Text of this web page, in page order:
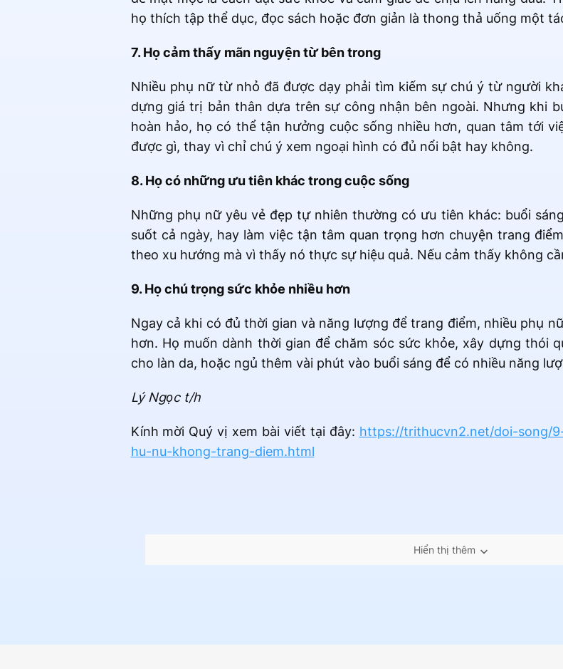
họ thích tập thể dục, đọc sách hoặc đơn giản là thong thả uống một
7. Họ cảm thấy mãn nguyện từ bên trong
Nhiều phụ nữ từ nhỏ đã được dạy phải tìm kiếm sự chú ý từ người
dựng giá trị bản thân dựa trên sự công nhận bên ngoài. Nhưng khi
hoàn hảo, họ có thể tận hưởng cuộc sống nhiều hơn, quan tâm tới
được gì, thay vì chỉ chú ý xem ngoại hình có đủ nổi bật hay không.
8. Họ có những ưu tiên khác trong cuộc sống
Những phụ nữ yêu vẻ đẹp tự nhiên thường có ưu tiên khác: buổi
suốt cả ngày, hay làm việc tận tâm quan trọng hơn chuyện trang
theo xu hướng mà vì thấy nó thực sự hiệu quả. Nếu cảm thấy không
9. Họ chú trọng sức khỏe nhiều hơn
Ngay cả khi có đủ thời gian và năng lượng để trang điểm, nhiều phụ
hơn. Họ muốn dành thời gian để chăm sóc sức khỏe, xây dựng thói
cho làn da, hoặc ngủ thêm vài phút vào buổi sáng để có nhiều năng
Lý Ngọc t/h
Kính mời Quý vị xem bài viết tại đây: https://trithucvn2.net/doi-song/
hu-nu-khong-trang-diem.html
Hiển thị thêm